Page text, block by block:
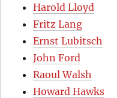
Harold Lloyd
Fritz Lang
Ernst Lubitsch
John Ford
Raoul Walsh
Howard Hawks